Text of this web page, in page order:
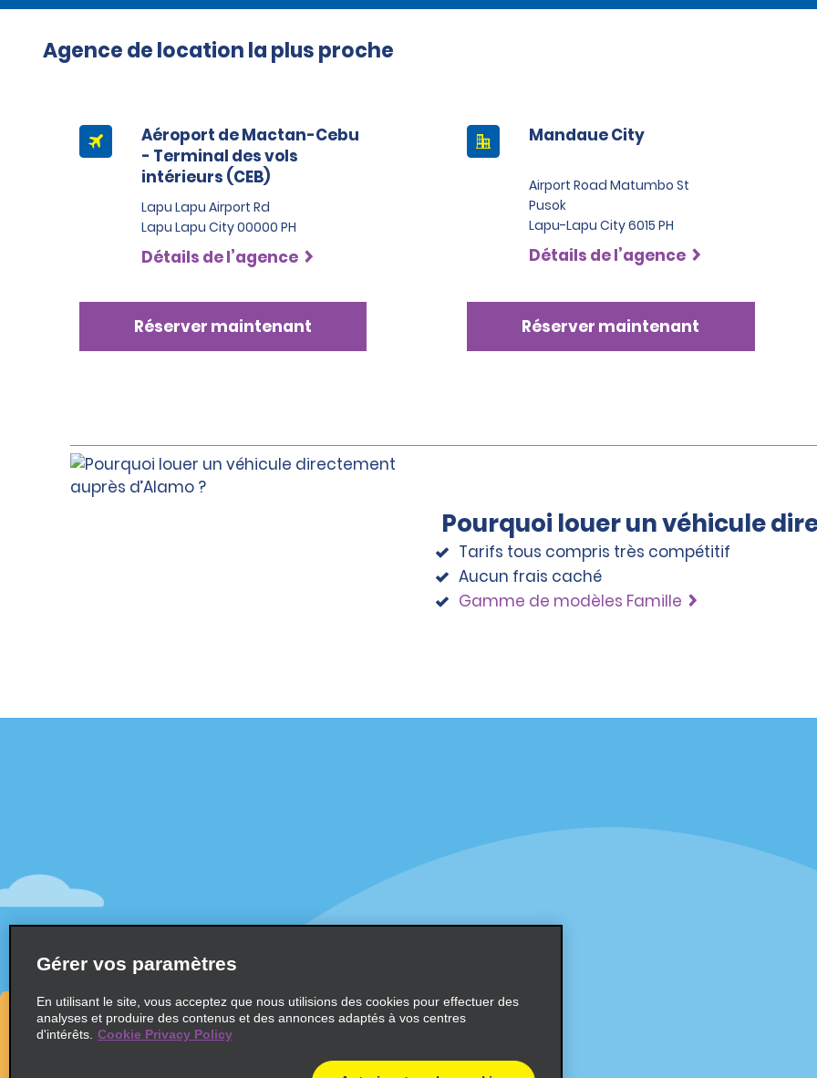
Agence de location la plus proche
Aéroport de Mactan-Cebu
- Terminal des vols
intérieurs (CEB)
Lapu Lapu Airport Rd
Lapu Lapu City 00000 PH
Détails de l’agence
Réserver maintenant
Mandaue City
Airport Road Matumbo St
Pusok
Lapu-Lapu City 6015 PH
Détails de l’agence
Réserver maintenant
Pourquoi louer un véhicule
Tarifs tous compris très compétitif
Aucun frais caché
Gamme de modèles Famille
Réservations
Faire une réservation
Enregistrement accéléré
Ne pas passer par le comptoir
Trajets passés / Reçus
Véhicules
internationale
Gérer vos paramètres
En utilisant le site, vous acceptez que nous utilisions des cookies pour effectuer des
analyses et produire des contenus et des annonces adaptés à vos centres
d'intérêts. Cookie Privacy Policy